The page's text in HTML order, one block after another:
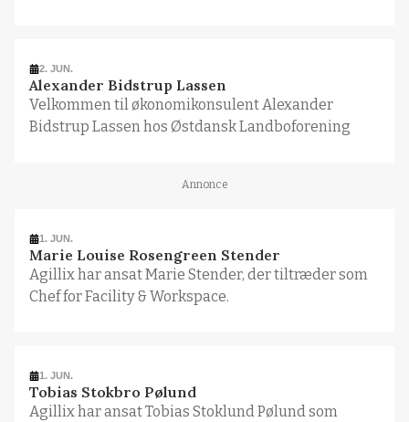
2. JUN.
Alexander Bidstrup Lassen
Velkommen til økonomikonsulent Alexander
Bidstrup Lassen hos Østdansk Landboforening
Annonce
1. JUN.
Marie Louise Rosengreen Stender
Agillix har ansat Marie Stender, der tiltræder som
Chef for Facility & Workspace.
1. JUN.
Tobias Stokbro Pølund
Agillix har ansat Tobias Stoklund Pølund som